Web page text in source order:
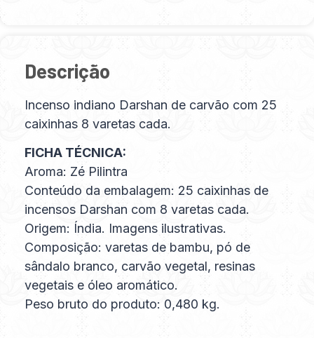
Descrição
Incenso indiano Darshan de carvão com 25
caixinhas 8 varetas cada.
FICHA TÉCNICA:
Aroma: Zé Pilintra
Conteúdo da embalagem: 25 caixinhas de
incensos Darshan com 8 varetas cada.
Origem: Índia. Imagens ilustrativas.
Composição: varetas de bambu, pó de
sândalo branco, carvão vegetal, resinas
vegetais e óleo aromático.
Peso bruto do produto: 0,480 kg.